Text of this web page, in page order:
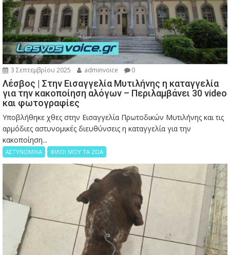
3 Σεπτεμβρίου 2025 adminvoice 0
Λέσβος | Στην Εισαγγελία Μυτιλήνης η καταγγελία
για την κακοποίηση αλόγων – Περιλαμβάνει 30 video
και φωτογραφίες
Υποβλήθηκε χθες στην Εισαγγελία Πρωτοδικών Μυτιλήνης και τις
αρμόδιες αστυνομικές διευθύνσεις η καταγγελία για την
κακοποίηση...
ΑΣΤΥΝΟΜΙΚΑ ΦΙΛΟΙ ΜΟΥ ΤΑ ΖΩΑ